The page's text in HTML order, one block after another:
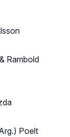
Rambold
Poelt